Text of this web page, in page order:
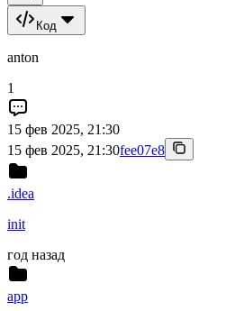
Код
anton
1
15 фев 2025, 21:30
15 фев 2025, 21:30fee07e8
.idea
init
год назад
app